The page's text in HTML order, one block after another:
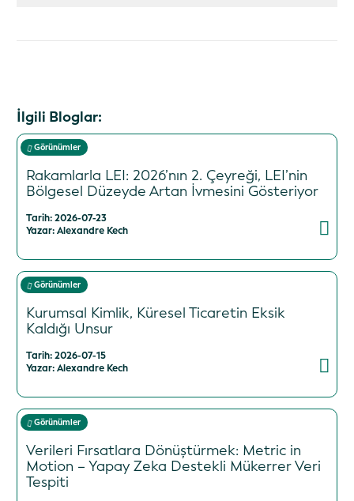
İlgili Bloglar:
Görünümler
Rakamlarla LEI: 2026’nın 2. Çeyreği, LEI’nin
Bölgesel Düzeyde Artan İvmesini Gösteriyor
Tarih: 2026-07-23
Yazar: Alexandre Kech
Görünümler
Kurumsal Kimlik, Küresel Ticaretin Eksik
Kaldığı Unsur
Tarih: 2026-07-15
Yazar: Alexandre Kech
Görünümler
Verileri Fırsatlara Dönüştürmek: Metric in
Motion – Yapay Zeka Destekli Mükerrer Veri
Tespiti